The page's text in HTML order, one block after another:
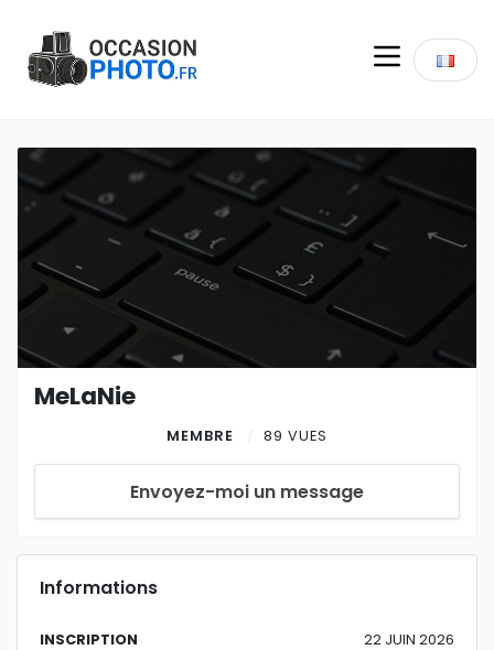
MeLaNie
MEMBRE 89 VUES
Envoyez-moi un message
Informations
INSCRIPTION 22 JUIN 2026